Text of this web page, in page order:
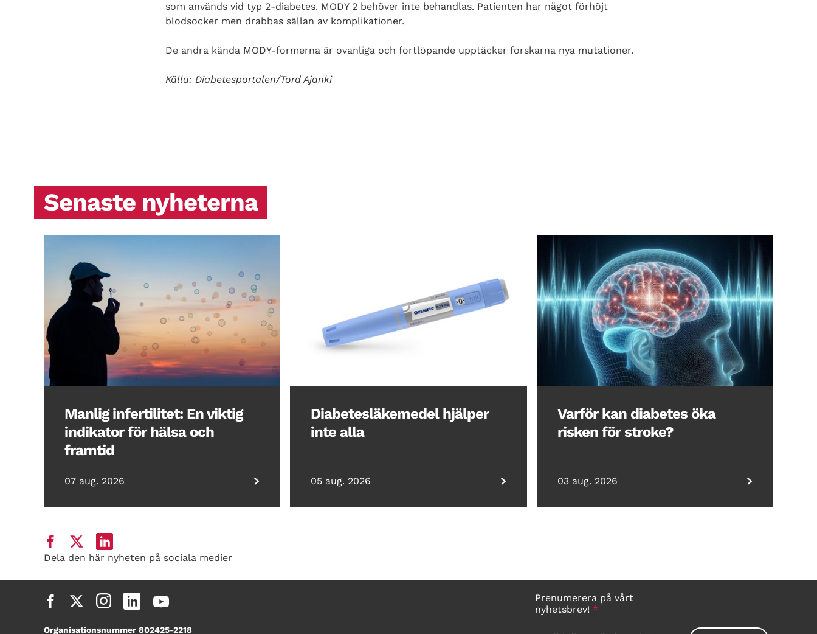
som används vid typ 2-diabetes. MODY 2 behöver inte behandlas. Patienten har något förhöjt
blodsocker men drabbas sällan av komplikationer.
De andra kända MODY-formerna är ovanliga och fortlöpande upptäcker forskarna nya mutationer.
Källa: Diabetesportalen/Tord Ajanki
Senaste nyheterna
Manlig infertilitet: En viktig
indikator för hälsa och
framtid
07 aug. 2026
Diabetesläkemedel hjälper
inte alla
05 aug. 2026
Varför kan diabetes öka
risken för stroke?
03 aug. 2026
Dela den här nyheten på sociala medier
Organisationsnummer 802425-2218
Prenumerera på vårt
nyhetsbrev! *